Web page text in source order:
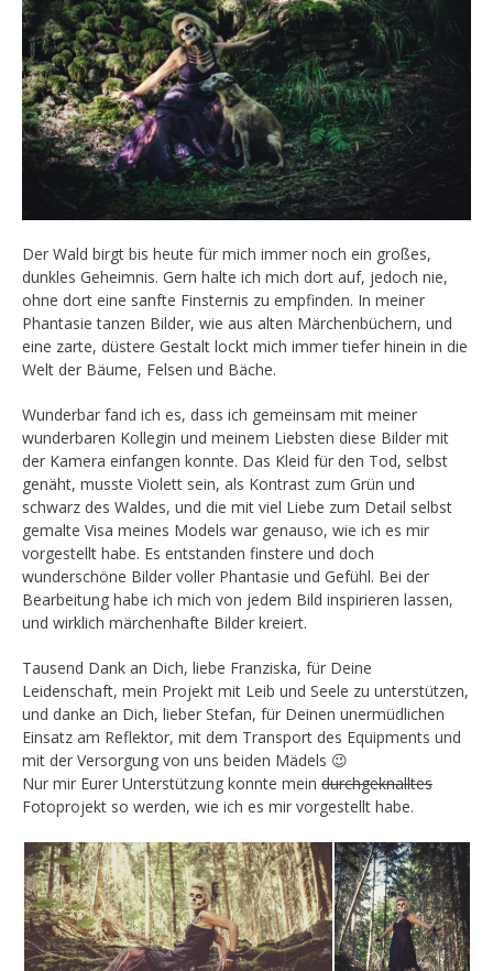
Der Wald birgt bis heute für mich immer noch ein großes,
dunkles Geheimnis. Gern halte ich mich dort auf, jedoch nie,
ohne dort eine sanfte Finsternis zu empfinden. In meiner
Phantasie tanzen Bilder, wie aus alten Märchenbüchern, und
eine zarte, düstere Gestalt lockt mich immer tiefer hinein in die
Welt der Bäume, Felsen und Bäche.
Wunderbar fand ich es, dass ich gemeinsam mit meiner
wunderbaren Kollegin und meinem Liebsten diese Bilder mit
der Kamera einfangen konnte. Das Kleid für den Tod, selbst
genäht, musste Violett sein, als Kontrast zum Grün und
schwarz des Waldes, und die mit viel Liebe zum Detail selbst
gemalte Visa meines Models war genauso, wie ich es mir
vorgestellt habe. Es entstanden finstere und doch
wunderschöne Bilder voller Phantasie und Gefühl. Bei der
Bearbeitung habe ich mich von jedem Bild inspirieren lassen,
und wirklich märchenhafte Bilder kreiert.
Tausend Dank an Dich, liebe Franziska, für Deine
Leidenschaft, mein Projekt mit Leib und Seele zu unterstützen,
und danke an Dich, lieber Stefan, für Deinen unermüdlichen
Einsatz am Reflektor, mit dem Transport des Equipments und
mit der Versorgung von uns beiden Mädels 😉
Nur mir Eurer Unterstützung konnte mein durchgeknalltes
Fotoprojekt so werden, wie ich es mir vorgestellt habe.